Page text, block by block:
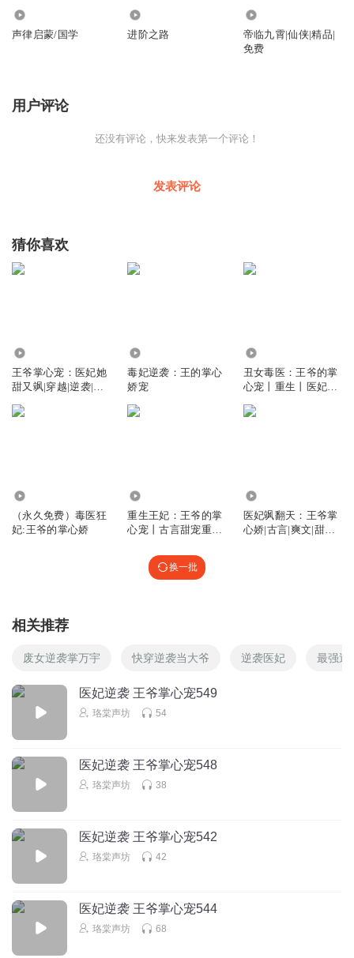
声律启蒙/国学 进阶之路
帝临九霄|仙侠|精品|
免费
用户评论
还没有评论，快来发表第一个评论！
发表评论
猜你喜欢
王爷掌心宠：医妃她
甜又飒|穿越|逆袭|甜
毒妃逆袭：王的掌心
娇宠
丑女毒医：王爷的掌
心宠丨重生丨医妃丨
（永久免费）毒医狂
妃:王爷的掌心娇
重生王妃：王爷的掌
心宠丨古言甜宠重生
医妃飒翻天：王爷掌
心娇|古言|爽文|甜宠|
换一批
相关推荐
废女逆袭掌万宇 快穿逆袭当大爷 逆袭医妃 最强逆
医妃逆袭 王爷掌心宠549
珞棠声坊 54
医妃逆袭 王爷掌心宠548
珞棠声坊 38
医妃逆袭 王爷掌心宠542
珞棠声坊 42
医妃逆袭 王爷掌心宠544
珞棠声坊 68